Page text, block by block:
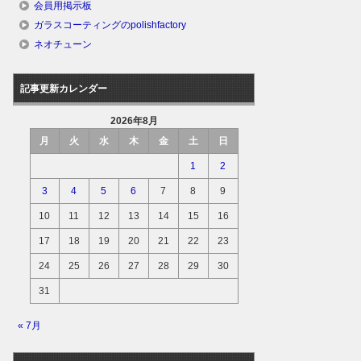
会員用掲示板
ガラスコーティングのpolishfactory
ネオチューン
記事更新カレンダー
2026年8月
月
火 水 木 金 土 日
1 2
3 4 5 6 7 8 9
10 11 12 13 14 15 16
17 18 19 20 21 22 23
24 25 26 27 28 29 30
31
« 7月